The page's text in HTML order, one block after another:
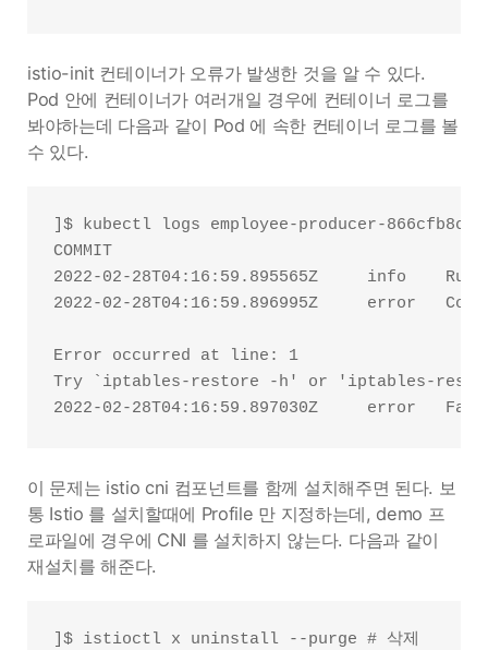
istio-init 컨테이너가 오류가 발생한 것을 알 수 있다.
Pod 안에 컨테이너가 여러개일 경우에 컨테이너 로그를
봐야하는데 다음과 같이 Pod 에 속한 컨테이너 로그를 볼
수 있다.
]$ kubectl logs employee-producer-
COMMIT
2022-02-28T04:16:59.895565Z     info
2022-02-28T04:16:59.896995Z     error
Error occurred at line: 1
Try `iptables-restore -h' or 'iptables-
이 문제는 istio cni 컴포넌트를 함께 설치해주면 된다. 보
통 Istio 를 설치할때에 Profile 만 지정하는데, demo 프
로파일에 경우에 CNI 를 설치하지 않는다. 다음과 같이
재설치를 해준다.
]$ istioctl x uninstall --purge # 삭제